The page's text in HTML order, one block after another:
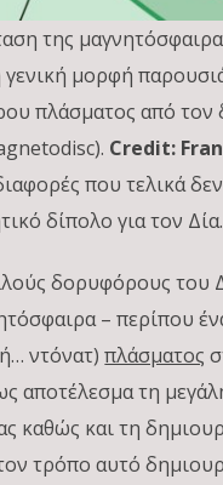
της
γενική μορφή
πλάσματος από
Credit:
που τελικά
δίπολο για τον Δία.
δορυφόρους του
– περίπου
ντόνατ)πλάσματος
αποτέλεσμα τη
καθώς και τη
τρόπο αυτό